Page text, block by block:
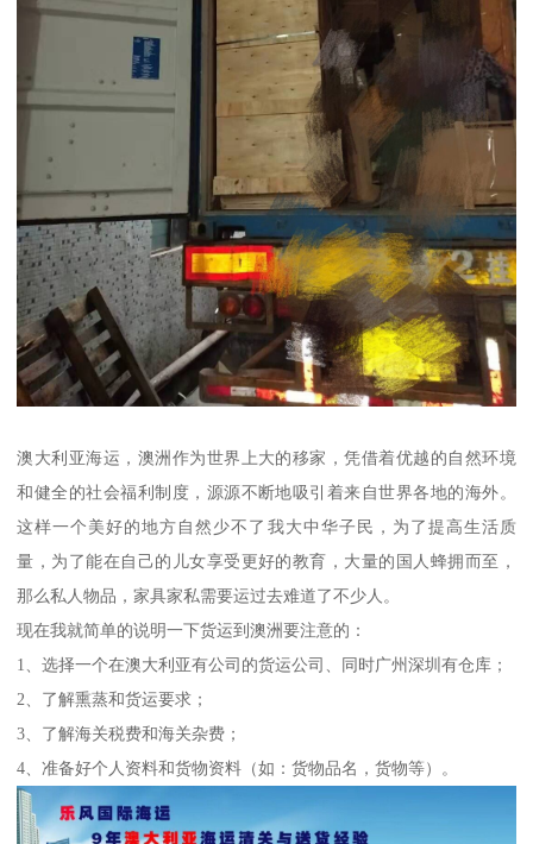
澳大利亚海运，澳洲作为世界上大的移家，凭借着优越的自然环境
和健全的社会福利制度，源源不断地吸引着来自世界各地的海外。
这样一个美好的地方自然少不了我大中华子民，为了提高生活质
量，为了能在自己的儿女享受更好的教育，大量的国人蜂拥而至，
那么私人物品，家具家私需要运过去难道了不少人。
现在我就简单的说明一下货运到澳洲要注意的：
1、选择一个在澳大利亚有公司的货运公司、同时广州深圳有仓库；
2、了解熏蒸和货运要求；
3、了解海关税费和海关杂费；
4、准备好个人资料和货物资料（如：货物品名，货物等）。